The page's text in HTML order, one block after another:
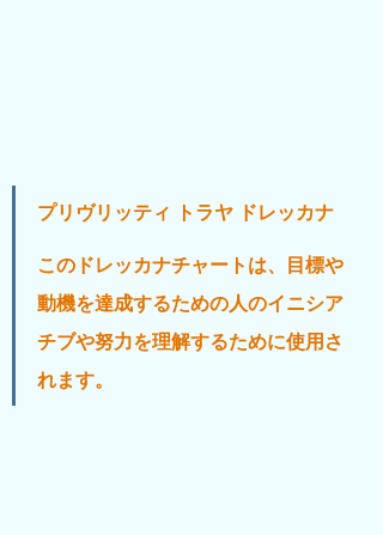
プリヴリッティ トラヤ ドレッカナ
このドレッカナチャートは、目標や
動機を達成するための人のイニシア
チブや努力を理解するために使用さ
れます。